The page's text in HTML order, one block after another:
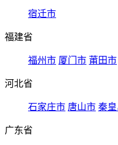
宿迁市
福建省
福州市 厦门市 莆田市
河北省
石家庄市 唐山市 秦
广东省